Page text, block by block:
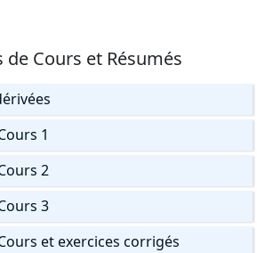
de Cours et Résumés
1
2
3
et exercices corrigés